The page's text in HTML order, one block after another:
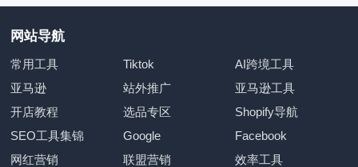
网站导航
常用工具 Tiktok
AI跨境工具
亚马逊
站外推广
亚马逊工具
开店教程
选品专区
Shopify导航
SEO工具集锦
Google
Facebook
网红营销
联盟营销
效率工具